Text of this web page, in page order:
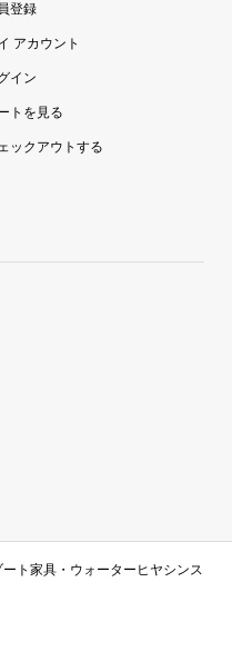
登録
アカウント
イン
トを見る
ックアウトする
ト家具・ウォーターヒヤシンス